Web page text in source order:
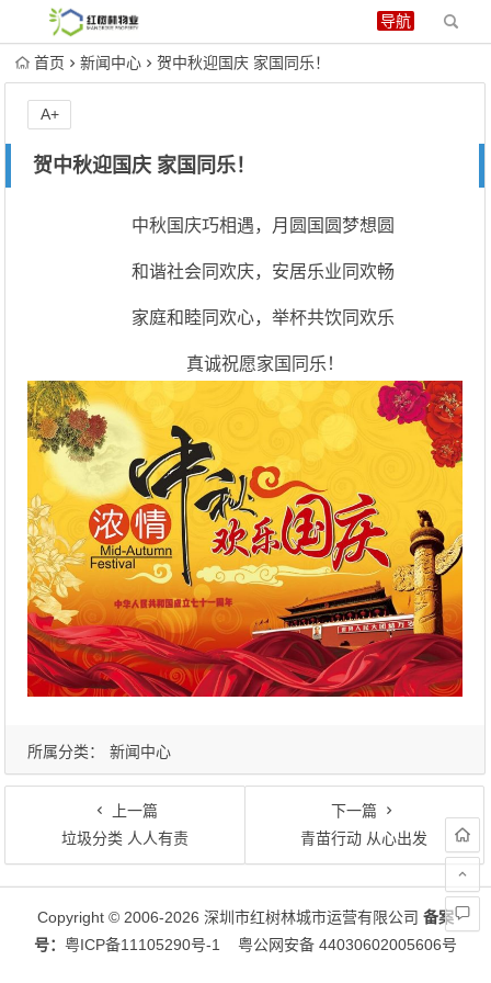
首页 新闻中心 贺中秋迎国庆 家国同乐！
贺中秋迎国庆 家国同乐！
A+
所属分类： 新闻中心
中秋国庆巧相遇，月圆国圆梦想圆
和谐社会同欢庆，安居乐业同欢畅
家庭和睦同欢心，举杯共饮同欢乐
真诚祝愿家国同乐！
上一篇
垃圾分类 人人有责
下一篇
青苗行动 从心出发
文章导航
Copyright © 2006-2026 深圳市红树林城市运营有限公司 备案
号： 粤ICP备11105290号-1 粤公网安备 44030602005606号